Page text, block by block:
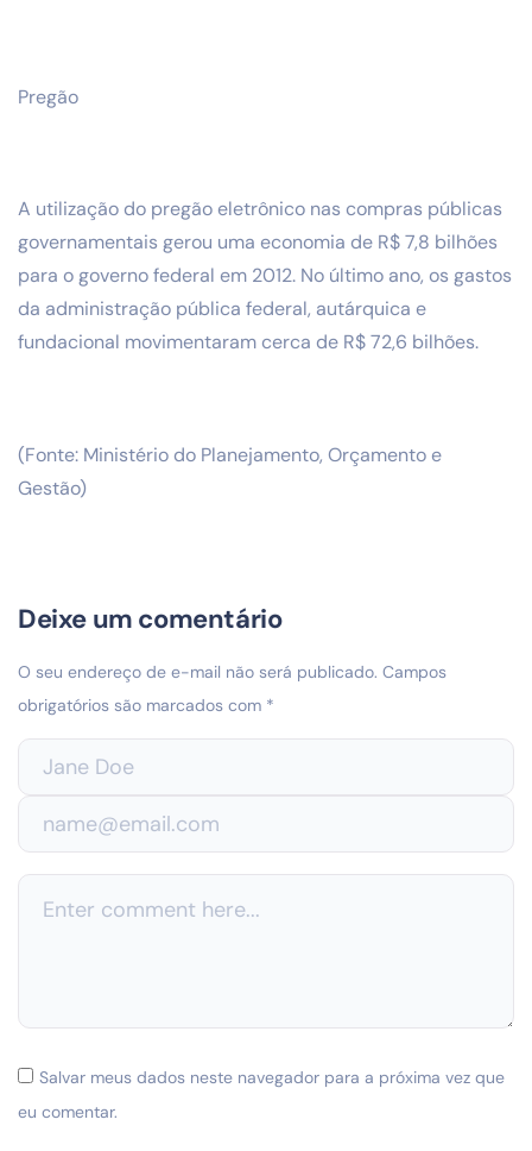
Pregão
A utilização do pregão eletrônico nas compras públicas
governamentais gerou uma economia de R$ 7,8 bilhões
para o governo federal em 2012. No último ano, os gastos
da administração pública federal, autárquica e
fundacional movimentaram cerca de R$ 72,6 bilhões.
(Fonte: Ministério do Planejamento, Orçamento e
Gestão)
Deixe um comentário
O seu endereço de e-mail não será publicado. Campos
obrigatórios são marcados com *
Salvar meus dados neste navegador para a próxima vez que
eu comentar.